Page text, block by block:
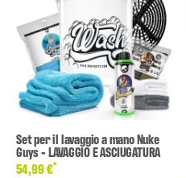
Set per il lavaggio a mano Nuke
Guys - LAVAGGIO E ASCIUGATURA
54,99 €*